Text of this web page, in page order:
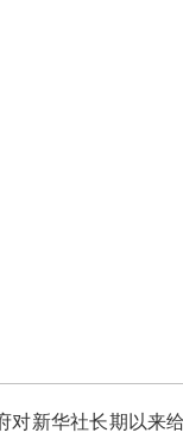
对新华社长期以来